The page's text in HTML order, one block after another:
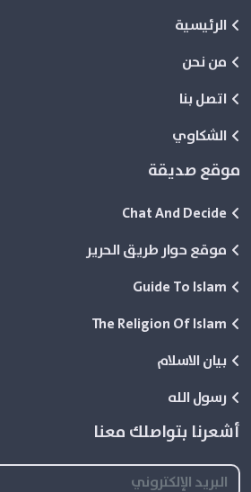
الرئيسية
من نحن
اتصل بنا
الشكاوي
موقع صديقة
Chat And Decide
موقع حوار طريق الحرير
Guide To Islam
The Religion Of Islam
بيان الاسلام
رسول الله
أشعرنا بتواصلك معنا